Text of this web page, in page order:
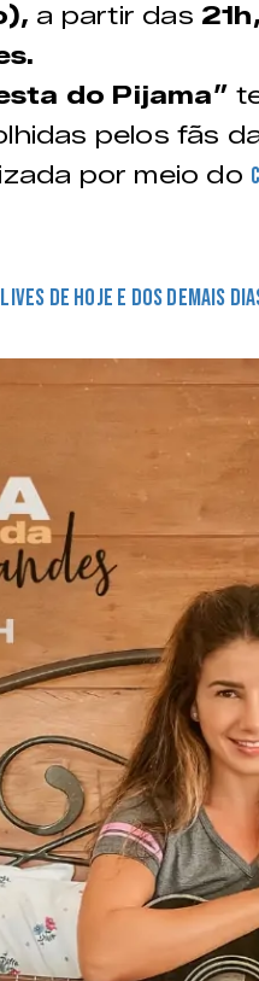
a partir das 21h,
do Pijama”
pelos fãs
por meio do
DE HOJE E DOS DEMAIS